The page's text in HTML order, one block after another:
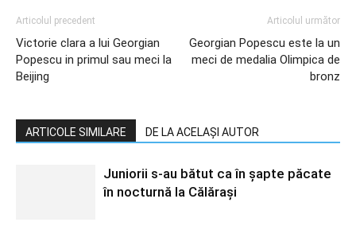
Articolul precedent
Victorie clara a lui Georgian
Popescu in primul sau meci la
Beijing
Articolul următor
Georgian Popescu este la un
meci de medalia Olimpica de
bronz
ARTICOLE SIMILARE DE LA ACELAȘI AUTOR
Juniorii s-au bătut ca în șapte păcate
în nocturnă la Călărași